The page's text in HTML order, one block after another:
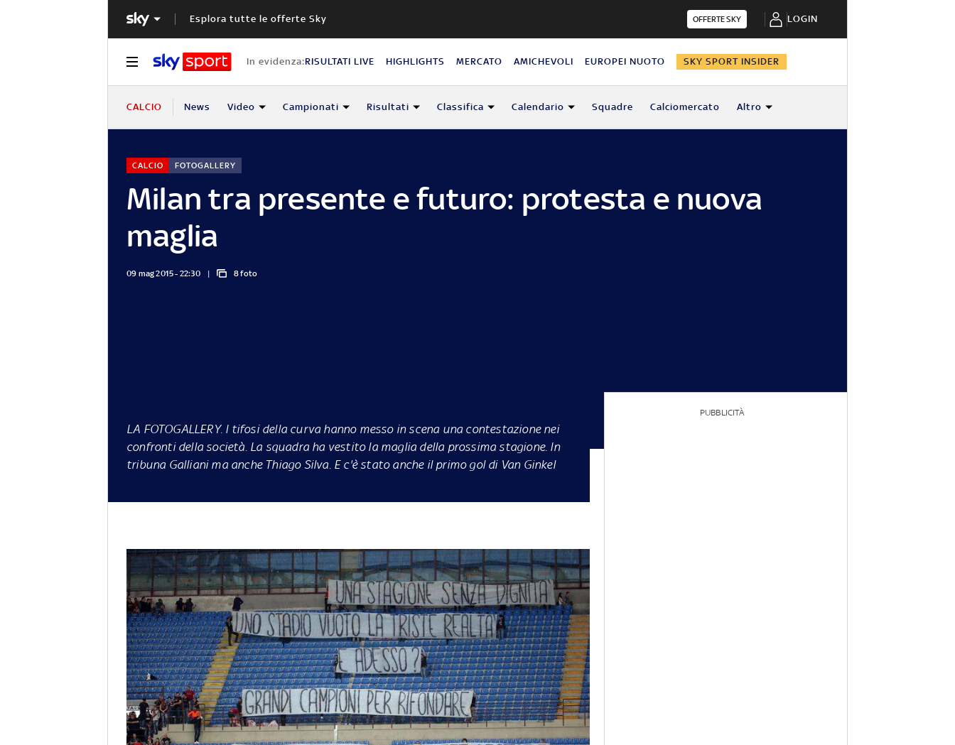
Esplora tutte le offerte Sky OFFERTE SKY LOGIN
In evidenza:RISULTATI LIVE HIGHLIGHTS MERCATO AMICHEVOLI EUROPEI NUOTO SKY SPORT INSIDER
CALCIO News Video Campionati Risultati Classifica Calendario Squadre Calciomercato Altro
Milan tra presente e futuro: protesta e nuova
maglia
CALCIO FOTOGALLERY
09 mag 2015 - 22:30 8 foto
LA FOTOGALLERY. I tifosi della curva hanno messo in scena una contestazione nei
confronti della società. La squadra ha vestito la maglia della prossima stagione. In
tribuna Galliani ma anche Thiago Silva. E c'è stato anche il primo gol di Van Ginkel
PUBBLICITÀ